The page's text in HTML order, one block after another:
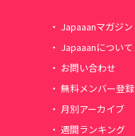
Japaaanマガジン
Japaaanについて
お問い合わせ
無料メンバー登録
月別アーカイブ
週間ランキング